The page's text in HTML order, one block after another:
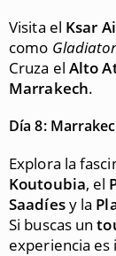
Visita el Ksar
como
Cruza el Alto
Marrakech.
Día 8:
Explora la
Koutoubia, el
Saadíesy la
Si buscas un
experiencia